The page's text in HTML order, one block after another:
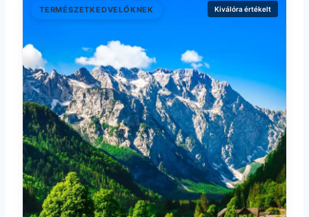
TERMÉSZETKEDVELŐKNEK Kiválóra értékelt